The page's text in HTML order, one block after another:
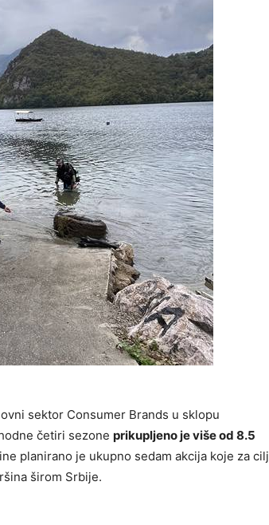
sektor Consumer Brands u sklopu
četiri sezone prikupljeno je više od 8.5
planirano je ukupno sedam akcija koje za cilj
širom Srbije.